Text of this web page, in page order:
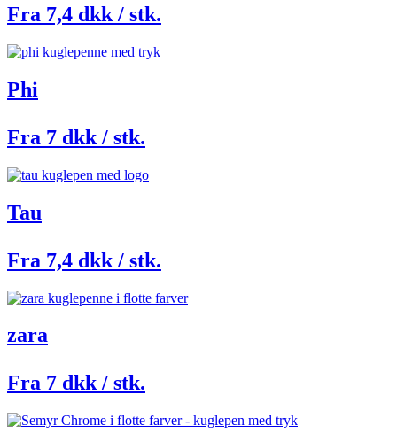
Fra 7,4 dkk / stk.
Phi
Fra 7 dkk / stk.
Tau
Fra 7,4 dkk / stk.
zara
Fra 7 dkk / stk.